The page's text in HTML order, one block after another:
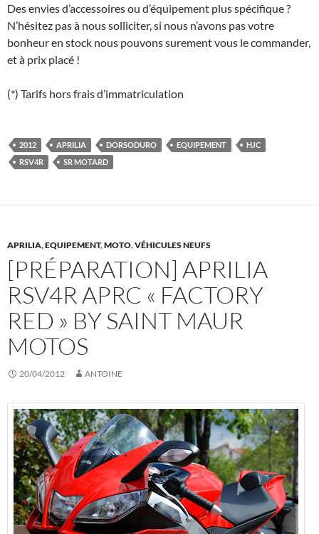
Des envies d’accessoires ou d’équipement plus spécifique ?
N’hésitez pas à nous solliciter, si nous n’avons pas votre
bonheur en stock nous pouvons surement vous le commander,
et à prix placé !
(*) Tarifs hors frais d’immatriculation
2012 APRILIA DORSODURO EQUIPEMENT
HJC
RSV4R
SR MOTARD
APRILIA,EQUIPEMENT,MOTO,VÉHICULES NEUFS
[PRÉPARATION] APRILIA
RSV4R APRC « FACTORY
RED » BY SAINT MAUR
MOTOS
20/04/2012 ANTOINE